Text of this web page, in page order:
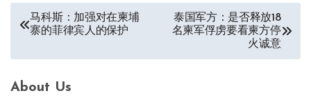
导
航
马科斯：加强对在柬埔
寨的菲律宾人的保护
泰国军方：是否释放18
名柬军俘虏要看柬方停
火诚意
About Us